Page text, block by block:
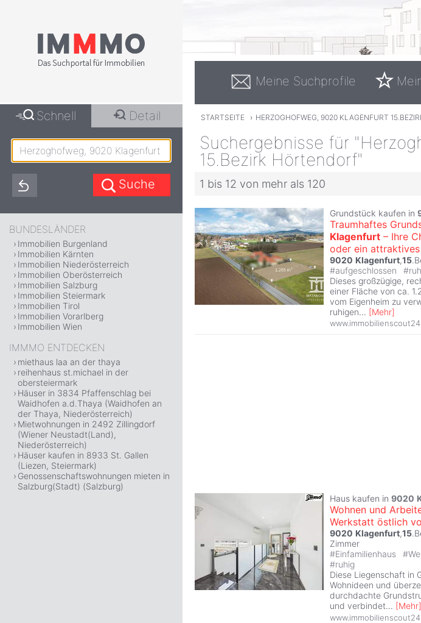
Meine Suchprofile
STARTSEITE › HERZOGHOFWEG, 9020 KLAGENFURT
Suchergebnisse für
15.Bezirk Hörtendorf"
1 bis 12 von mehr als 120
Grundstück kaufen in
Traumhaftes
Klagenfurt – Ihre
oder ein
9020 Klagenfurt,15
#aufgeschlossen #
Dieses großzügige,
einer Fläche von ca.
vom Eigenheim zu
ruhigen... [Mehr]
Haus kaufen in 9020
Wohnen und
Werkstatt östlich
9020 Klagenfurt,15
Zimmer
#Einfamilienhaus #
#ruhig
Diese Liegenschaft in
Wohnideen und
durchdachte
und verbindet... [Mehr]
Schnell Detail
BUNDESLÄNDER
Immobilien Burgenland
Immobilien Kärnten
Immobilien Niederösterreich
Immobilien Oberösterreich
Immobilien Salzburg
Immobilien Steiermark
Immobilien Tirol
Immobilien Vorarlberg
Immobilien Wien
IMMMO ENTDECKEN
miethaus laa an der thaya
reihenhaus st.michael in der
obersteiermark
Häuser in 3834 Pfaffenschlag bei
Waidhofen a.d.Thaya (Waidhofen an
der Thaya, Niederösterreich)
Mietwohnungen in 2492 Zillingdorf
(Wiener Neustadt(Land),
Niederösterreich)
Häuser kaufen in 8933 St. Gallen
(Liezen, Steiermark)
Genossenschaftswohnungen mieten in
Salzburg(Stadt) (Salzburg)